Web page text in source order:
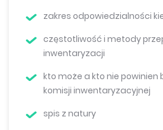
zakres odpowiedzialności
częstotliwość i metody
inwentaryzacji
kto może a kto nie powinien
komisji inwentaryzacyjnej
spis z natury